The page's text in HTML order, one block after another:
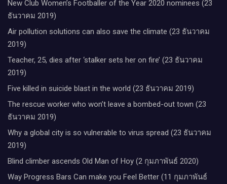
New Club Women’s Footballer of the Year 2020 nominees (23
ธันวาคม 2019)
Air pollution solutions can also save the climate (23 ธันวาคม
2019)
Teacher, 25, dies after ‘stalker sets her on fire’ (23 ธันวาคม
2019)
Five killed in suicide blast in the world (23 ธันวาคม 2019)
The rescue worker who won’t leave a bombed-out town (23
ธันวาคม 2019)
Why a global city is so vulnerable to virus spread (23 ธันวาคม
2019)
Blind climber ascends Old Man of Hoy (2 กุมภาพันธ์ 2020)
Way Progress Bars Can make you Feel Better (11 กุมภาพันธ์